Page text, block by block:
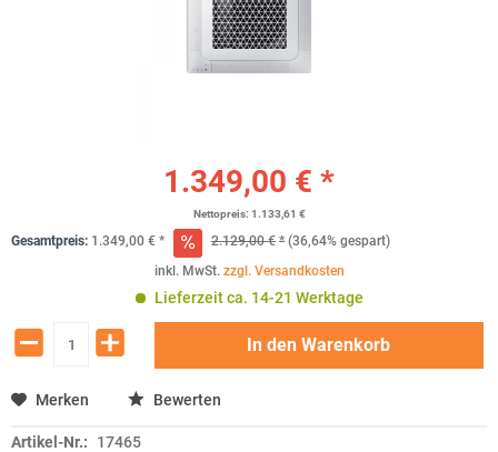
1.349,00 € *
Nettopreis: 1.133,61 €
Gesamtpreis: 1.349,00 € * 2.129,00€ * (36,64% gespart)
inkl. MwSt. zzgl. Versandkosten
Lieferzeit ca. 14-21 Werktage
In den Warenkorb
Merken Bewerten
Artikel-Nr.: 17465